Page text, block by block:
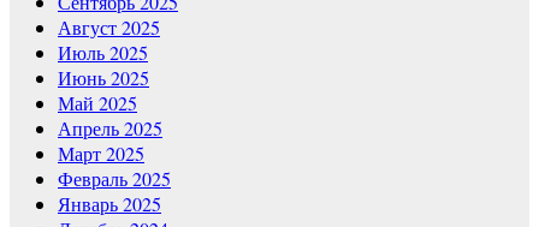
Август 2025
Июль 2025
Июнь 2025
Май 2025
Апрель 2025
Март 2025
Февраль 2025
Январь 2025